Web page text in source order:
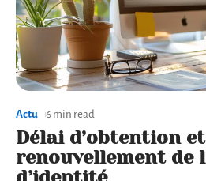
Actu 6 min read
Délai d’obtention et
renouvellement de